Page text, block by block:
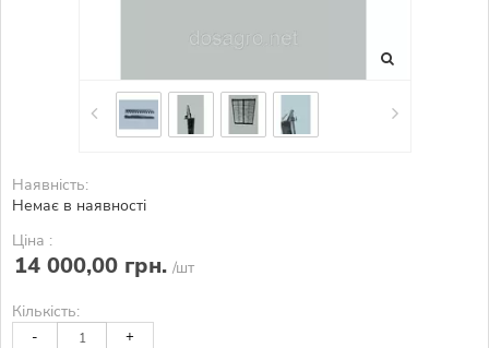
Наявність:
Немає в наявності
Ціна :
14 000,00 грн. /шт
Кількість:
- +